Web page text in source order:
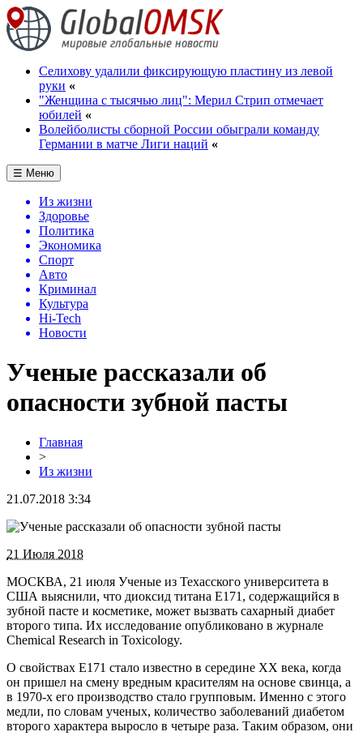
Селихову удалили фиксирующую пластину из левой
руки «
"Женщина с тысячью лиц": Мерил Стрип отмечает
юбилей «
Волейболисты сборной России обыграли команду
Германии в матче Лиги наций «
☰ Меню
Из жизни
Здоровье
Политика
Экономика
Спорт
Авто
Криминал
Культура
Hi-Tech
Новости
Ученые рассказали об
опасности зубной пасты
Главная
>
Из жизни
21.07.2018 3:34
21 Июля 2018
МОСКВА, 21 июля Ученые из Техасского университета в
США выяснили, что диоксид титана E171, содержащийся в
зубной пасте и косметике, может вызвать сахарный диабет
второго типа. Их исследование опубликовано в журнале
Chemical Research in Toxicology.
О свойствах E171 стало известно в середине XX века, когда
он пришел на смену вредным красителям на основе свинца, а
в 1970-х его производство стало групповым. Именно с этого
медли, по словам ученых, количество заболеваний диабетом
второго характера выросло в четыре раза. Таким образом, они